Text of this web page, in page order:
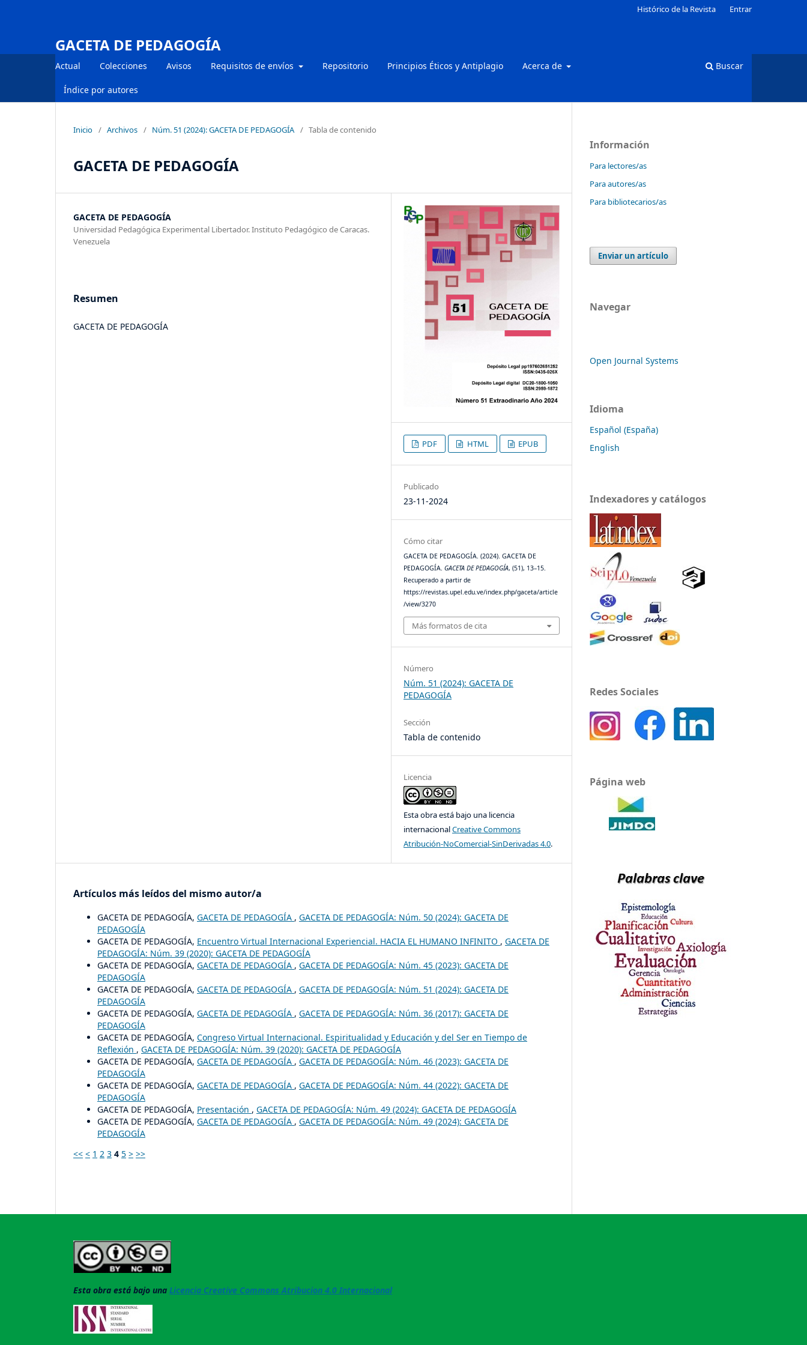
GACETA DE PEDAGOGÍA
Actual Colecciones Avisos Requisitos de envíos Repositorio Principios Éticos y Antiplagio Acerca de
Índice por autores
Buscar
Histórico de la Revista Entrar
Inicio / Archivos / Núm. 51 (2024): GACETA DE PEDAGOGÍA / Tabla de contenido
GACETA DE PEDAGOGÍA
GACETA DE PEDAGOGÍA
Universidad Pedagógica Experimental Libertador. Instituto Pedagógico de Caracas.
Venezuela
Resumen
GACETA DE PEDAGOGÍA
PDF HTML EPUB
Publicado
23-11-2024
Cómo citar
GACETA DE PEDAGOGÍA. (2024). GACETA DE
PEDAGOGÍA.GACETA DE PEDAGOGÍA, (51), 13–15.
Recuperado a partir de
https://revistas.upel.edu.ve/index.php/gaceta/article
/view/3270
Más formatos de cita
Número
Núm. 51 (2024): GACETA DE
PEDAGOGÍA
Sección
Tabla de contenido
Licencia
Esta obra está bajo una licencia
internacionalCreative Commons
Atribución-NoComercial-SinDerivadas 4.0.
Artículos más leídos del mismo autor/a
GACETA DE PEDAGOGÍA, GACETA DE PEDAGOGÍA , GACETA DE PEDAGOGÍA: Núm. 50 (2024): GACETA DE
PEDAGOGÍA
GACETA DE PEDAGOGÍA, Encuentro Virtual Internacional Experiencial. HACIA EL HUMANO INFINITO , GACETA DE
PEDAGOGÍA: Núm. 39 (2020): GACETA DE PEDAGOGÍA
GACETA DE PEDAGOGÍA, GACETA DE PEDAGOGÍA , GACETA DE PEDAGOGÍA: Núm. 45 (2023): GACETA DE
PEDAGOGÍA
GACETA DE PEDAGOGÍA, GACETA DE PEDAGOGÍA , GACETA DE PEDAGOGÍA: Núm. 51 (2024): GACETA DE
PEDAGOGÍA
GACETA DE PEDAGOGÍA, GACETA DE PEDAGOGÍA , GACETA DE PEDAGOGÍA: Núm. 36 (2017): GACETA DE
PEDAGOGÍA
GACETA DE PEDAGOGÍA, Congreso Virtual Internacional. Espiritualidad y Educación y del Ser en Tiempo de
Reflexión , GACETA DE PEDAGOGÍA: Núm. 39 (2020): GACETA DE PEDAGOGÍA
GACETA DE PEDAGOGÍA, GACETA DE PEDAGOGÍA , GACETA DE PEDAGOGÍA: Núm. 46 (2023): GACETA DE
PEDAGOGÍA
GACETA DE PEDAGOGÍA, GACETA DE PEDAGOGÍA , GACETA DE PEDAGOGÍA: Núm. 44 (2022): GACETA DE
PEDAGOGÍA
GACETA DE PEDAGOGÍA, Presentación , GACETA DE PEDAGOGÍA: Núm. 49 (2024): GACETA DE PEDAGOGÍA
GACETA DE PEDAGOGÍA, GACETA DE PEDAGOGÍA , GACETA DE PEDAGOGÍA: Núm. 49 (2024): GACETA DE
PEDAGOGÍA
<< < 1 2 3 4 5 > >>
Información
Para lectores/as
Para autores/as
Para bibliotecarios/as
Enviar un artículo
Navegar
Open Journal Systems
Idioma
Español (España)
English
Indexadores y catálogos
Redes Sociales
Página web
Esta obra está bajo una Licencia Creative Commons Atribucion 4.0 Internacional